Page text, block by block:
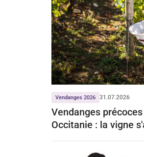
Vendanges 2026 31.07.2026
Vendanges
Occitanie : la vigne